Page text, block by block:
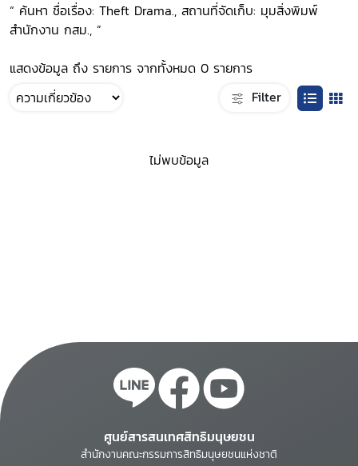
“ ค้นหา ชื่อเรื่อง: Theft Drama., สถานที่จัดเก็บ: มุมสิ่งพิมพ์
สำนักงาน กสม., ”
แสดงข้อมูล ถึง รายการ จากทั้งหมด 0 รายการ
Filter
ไม่พบข้อมูล
ศูนย์สารสนเทศสิทธิมนุษยชน
สำนักงานคณะกรรมการสิทธิมนุษยชนแห่งชาติ